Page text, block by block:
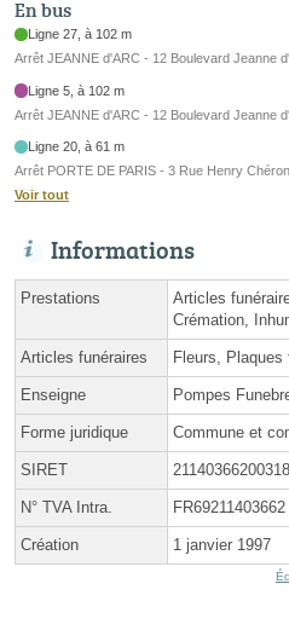
En bus
Ligne 27, à 102 m
Arrêt JEANNE d'ARC - 12 Boulevard Jeanne
Ligne 5, à 102 m
Arrêt JEANNE d'ARC - 12 Boulevard Jeanne
Ligne 20, à 61 m
Arrêt PORTE DE PARIS - 3 Rue Henry Chéron
Voir tout
Informations
Prestations
Articles
Crémation,
Articles funéraires Fleurs, Plaques
Enseigne Pompes
Forme juridique Commune et
SIRET 21140366200318
N° TVA Intra. FR69211403662
Création 1 janvier 1997